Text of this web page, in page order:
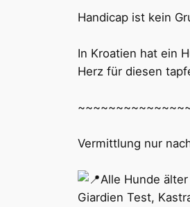
Handicap ist kein
In Kroatien hat ein
Herz für diesen
Vermittlung nur
Alle Hunde
Giardien Test,